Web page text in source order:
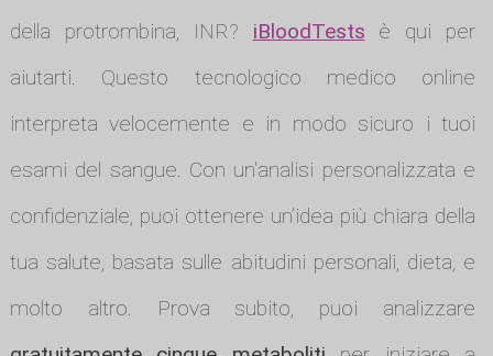
della protrombina, INR? iBloodTests è qui per
aiutarti. Questo tecnologico medico online
interpreta velocemente e in modo sicuro i tuoi
esami del sangue. Con un'analisi personalizzata e
confidenziale, puoi ottenere un’idea più chiara della
tua salute, basata sulle abitudini personali, dieta, e
molto altro. Prova subito, puoi analizzare